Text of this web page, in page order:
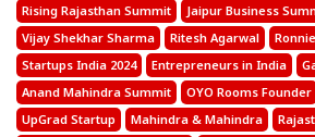
Rising Rajasthan Summit
Jaipur Business
Vijay Shekhar Sharma
Ritesh Agarwal
Startups India 2024
Entrepreneurs in India
Anand Mahindra Summit
OYO Rooms Founder
UpGrad Startup
Mahindra & Mahindra